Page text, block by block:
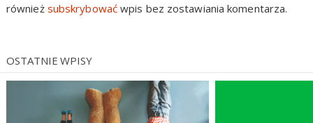
również subskrybowaćwpis bez zostawiania komentarza.
OSTATNIE WPISY